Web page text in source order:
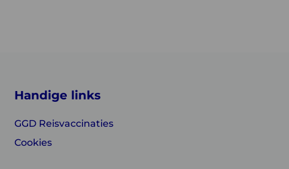
Handige links
GGD Reisvaccinaties
Cookies